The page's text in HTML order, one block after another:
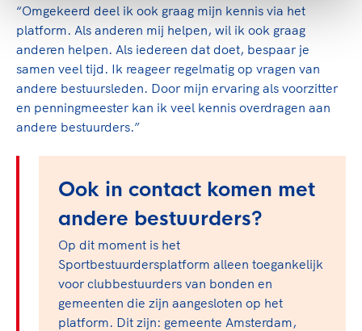
“Omgekeerd deel ik ook graag mijn kennis via het
platform. Als anderen mij helpen, wil ik ook graag
anderen helpen. Als iedereen dat doet, bespaar je
samen veel tijd. Ik reageer regelmatig op vragen van
andere bestuursleden. Door mijn ervaring als voorzitter
en penningmeester kan ik veel kennis overdragen aan
andere bestuurders.”
Ook in contact komen met
andere bestuurders?
Op dit moment is het
Sportbestuurdersplatform alleen toegankelijk
voor clubbestuurders van bonden en
gemeenten die zijn aangesloten op het
platform. Dit zijn: gemeente Amsterdam,